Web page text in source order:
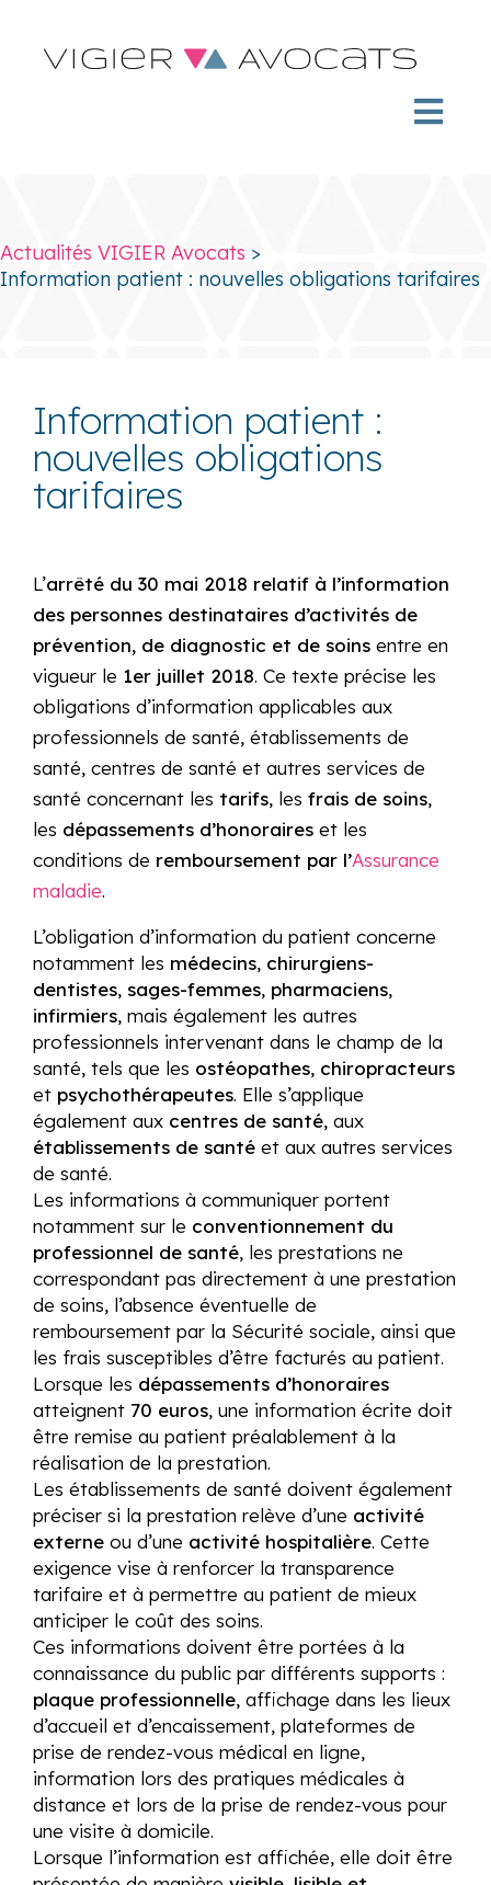
Actualités VIGIER Avocats >
Information patient : nouvelles obligations tarifaires
Information patient :
nouvelles obligations
tarifaires
L’arrêté du 30 mai 2018 relatif à l’information
des personnes destinataires d’activités de
prévention, de diagnostic et de soins entre en
vigueur le 1er juillet 2018. Ce texte précise les
obligations d’information applicables aux
professionnels de santé, établissements de
santé, centres de santé et autres services de
santé concernant les tarifs, les frais de soins,
les dépassements d’honoraires et les
conditions de remboursement par l’Assurance
maladie.
L’obligation d’information du patient concerne
notamment les médecins, chirurgiens-
dentistes, sages-femmes, pharmaciens,
infirmiers, mais également les autres
professionnels intervenant dans le champ de la
santé, tels que les ostéopathes, chiropracteurs
et psychothérapeutes. Elle s’applique
également aux centres de santé, aux
établissements de santé et aux autres services
de santé.
Les informations à communiquer portent
notamment sur le conventionnement du
professionnel de santé, les prestations ne
correspondant pas directement à une prestation
de soins, l’absence éventuelle de
remboursement par la Sécurité sociale, ainsi que
les frais susceptibles d’être facturés au patient.
Lorsque les dépassements d’honoraires
atteignent 70 euros, une information écrite doit
être remise au patient préalablement à la
réalisation de la prestation.
Les établissements de santé doivent également
préciser si la prestation relève d’une activité
externe ou d’une activité hospitalière. Cette
exigence vise à renforcer la transparence
tarifaire et à permettre au patient de mieux
anticiper le coût des soins.
Ces informations doivent être portées à la
connaissance du public par différents supports :
plaque professionnelle, affichage dans les lieux
d’accueil et d’encaissement, plateformes de
prise de rendez-vous médical en ligne,
information lors des pratiques médicales à
distance et lors de la prise de rendez-vous pour
une visite à domicile.
Lorsque l’information est affichée, elle doit être